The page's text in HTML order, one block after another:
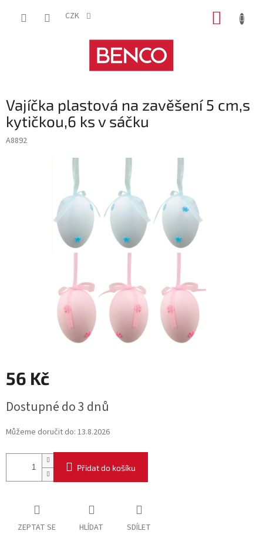
CZK
Vajíčka plastová na zavěšení 5 cm,s
kytičkou,6 ks v sáčku
A8892
56 Kč
cena:
Dostupné do 3 dnů
Můžeme doručit do: 13.8.2026
Přidat do košíku
ZEPTAT SE HLÍDAT SDÍLET